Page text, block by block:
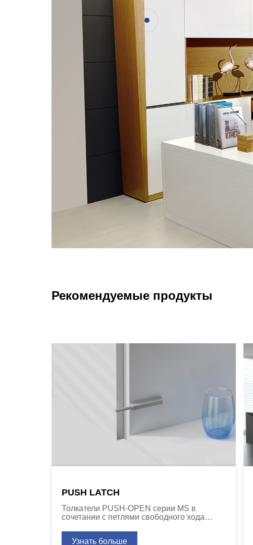
Рекомендуемые продукты
PUSH LATCH
Толкатели PUSH-OPEN серии MS в
сочетании с петлями свободного хода
закрывания, необходимую для дверей
шкафов без ручек.
Узнать больше